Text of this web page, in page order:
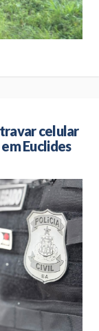
celular
Euclides